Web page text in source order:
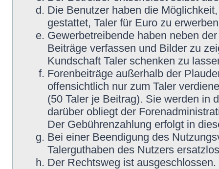
Die Benutzer haben die
gestattet, Taler für Euro zu
Gewerbetreibende haben neben
Beiträge verfassen und Bilder zu
Kundschaft Taler schenken zu
Forenbeiträge außerhalb der
offensichtlich nur zum Taler
(50 Taler je Beitrag). Sie werden in
darüber obliegt der
Der Gebührenzahlung erfolgt in
Bei einer Beendigung des
Talerguthaben des Nutzers
Der Rechtsweg ist ausgeschlossen.